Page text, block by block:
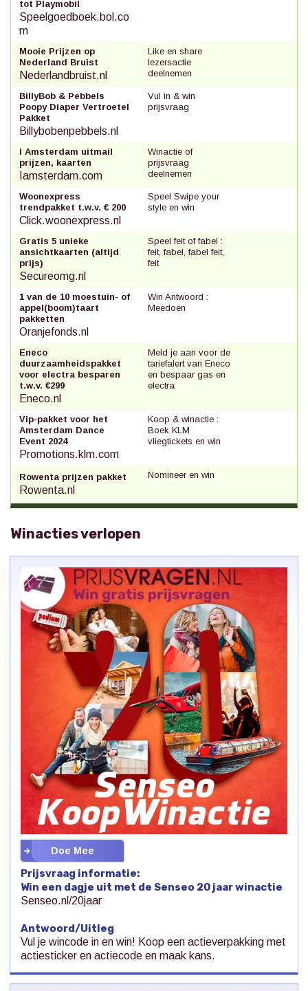
tot Playmobil
Speelgoedboek.bol.co
m
Mooie Prijzen op
Nederland Bruist
Nederlandbruist.nl
Like en share
lezersactie
deelnemen
BillyBob & Pebbels
Poopy Diaper Vertroetel
Pakket
Billybobenpebbels.nl
Vul in & win
prijsvraag
I Amsterdam uitmail
prijzen, kaarten
Iamsterdam.com
Winactie of
prijsvraag
deelnemen
Woonexpress
trendpakket t.w.v. € 200
Click.woonexpress.nl
Speel Swipe your
style en win
Gratis 5 unieke
ansichtkaarten (altijd
prijs)
Secureomg.nl
Speel feit of fabel :
feit, fabel, fabel feit,
feit
1 van de 10 moestuin- of
appel(boom)taart
pakketten
Oranjefonds.nl
Win Antwoord :
Meedoen
Eneco
duurzaamheidspakket
voor electra besparen
t.w.v. €299
Eneco.nl
Meld je aan voor de
tariefalert van Eneco
en bespaar gas en
electra
Vip-pakket voor het
Amsterdam Dance
Event 2024
Promotions.klm.com
Koop & winactie :
Boek KLM
vliegtickets en win
Rowenta prijzen pakket
Rowenta.nl
Nomineer en win
Winacties verlopen
Doe Mee
Prijsvraag informatie:
Win een dagje uit met de Senseo 20 jaar winactie
Senseo.nl/20jaar
Antwoord/Uitleg
Vul je wincode in en win! Koop een actieverpakking met
actiesticker en actiecode en maak kans.